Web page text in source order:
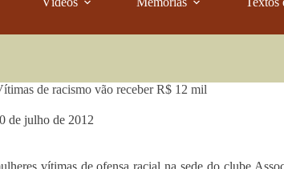
de racismo vão receber R$ 12 mil
de julho de 2012
vítimas de ofensa racial na sede do clube